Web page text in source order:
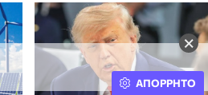
×
ΑΠΟΡΡΗΤΟ